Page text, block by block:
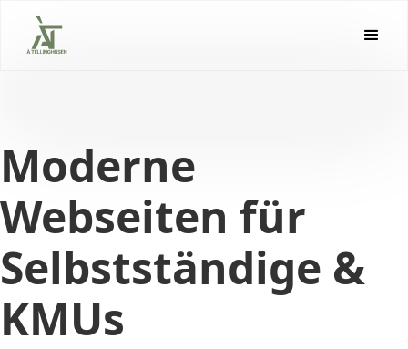
Moderne
Webseiten für
Selbstständige &
KMUs